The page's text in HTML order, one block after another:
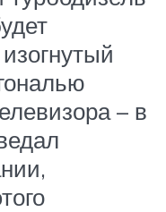
– в